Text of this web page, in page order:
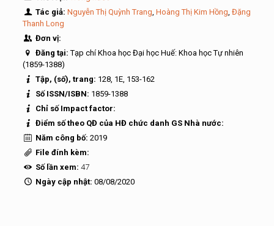
Tác giả: Nguyễn Thị Quỳnh Trang, Hoàng Thị Kim Hồng, Đặng
Thanh Long
Đơn vị:
Đăng tại:Tạp chí Khoa học Đại học Huế: Khoa học Tự nhiên
(1859-1388)
Tập, (số), trang: 128, 1E, 153-162
Số ISSN/ISBN: 1859-1388
Chỉ số Impact factor:
Điểm số theo QĐ của HĐ chức danh GS Nhà nước:
Năm công bố: 2019
File đính kèm:
Số lần xem: 47
Ngày cập nhật: 08/08/2020